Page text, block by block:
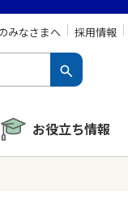
みなさまへ 採用情報
お役立ち情報